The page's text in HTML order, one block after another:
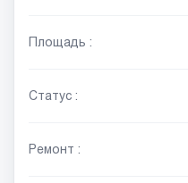
Площадь :
Статус :
Ремонт :